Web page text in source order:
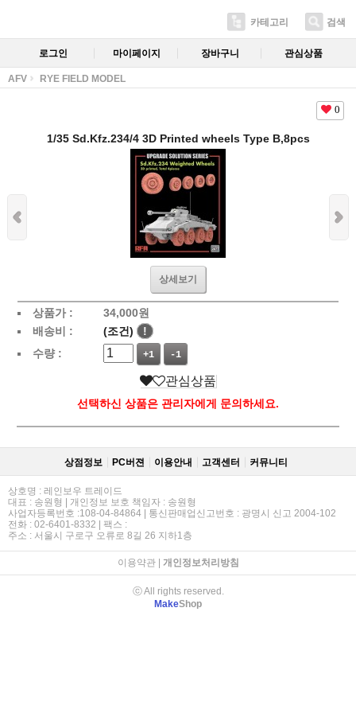
카테고리 검색
로그인 마이페이지 장바구니 관심상품
AFV RYE FIELD MODEL
0
1/35 Sd.Kfz.234/4 3D Printed wheels Type B,8pcs
상세보기
상품가 : 34,000원
배송비 :
(조건)
!
수량 :
+1 -1
관심상품
선택하신 상품은 관리자에게 문의하세요.
상점정보 PC버젼 이용안내 고객센터 커뮤니티
상호명 : 레인보우 트레이드
대표 : 송원형 | 개인정보 보호 책임자 : 송원형
사업자등록번호 :108-04-84864 | 통신판매업신고번호 : 광명시 신고 2004-102
전화 : 02-6401-8332 | 팩스 :
주소 : 서울시 구로구 오류로 8길 26 지하1층
이용약관| 개인정보처리방침
ⓒ All rights reserved.
MakeShop